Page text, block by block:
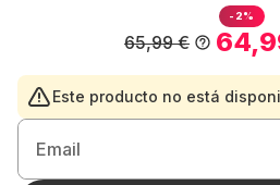
-2%
65,99 €
Este producto no está
Email